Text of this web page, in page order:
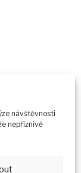
návštěvnosti
nepříznivě